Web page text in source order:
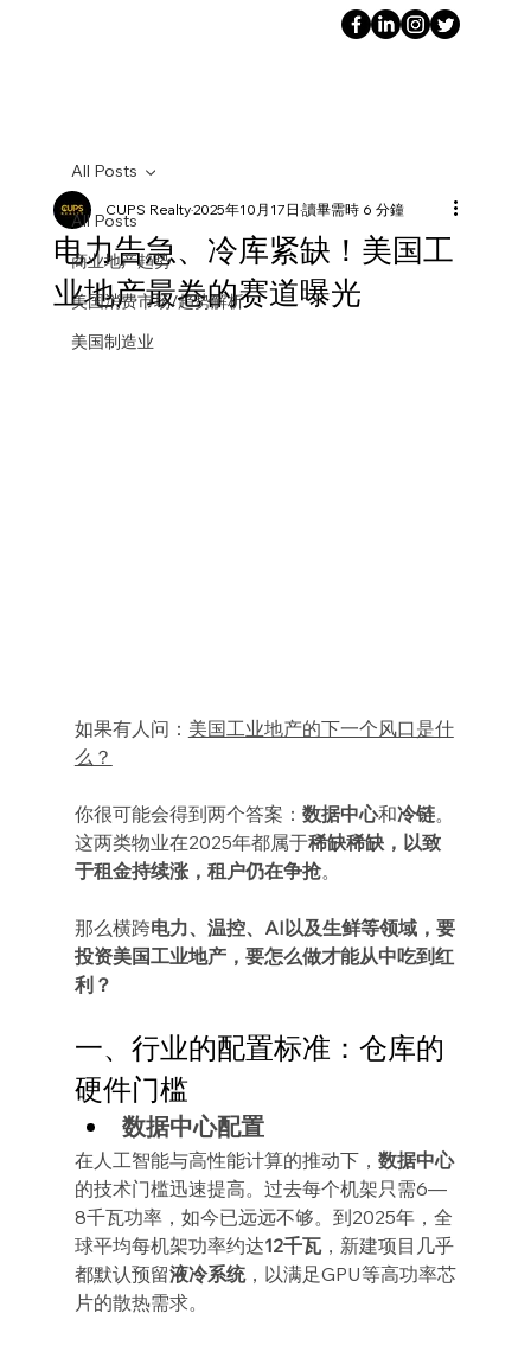
All Posts
商业地产趋势
美国消费市场/趋势解析
美国制造业
All Posts
电力告急、冷库紧缺！美国工
业地产最卷的赛道曝光
CUPS Realty2025年10月17日 讀畢需時 6 分鐘
如果有人问： 美国工业地产的下一个风口是什
么？
你很可能会得到两个答案： 数据中心和冷链。
这两类物业在2025年都属于稀缺稀缺，以致
于租金持续涨，租户仍在争抢。
那么横跨电力、温控、AI以及生鲜等领域，要
投资美国工业地产，要怎么做才能从中吃到红
利？
一、行业的配置标准：仓库的
硬件门槛
数据中心配置
在人工智能与高性能计算的推动下， 数据中心
的技术门槛迅速提高。过去每个机架只需6—
8千瓦功率，如今已远远不够。到2025年，全
球平均每机架功率约达12千瓦，新建项目几乎
都默认预留液冷系统，以满足GPU等高功率芯
片的散热需求。